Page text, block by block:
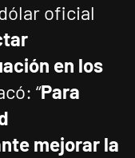
oficial
en los
“Para
mejorar la